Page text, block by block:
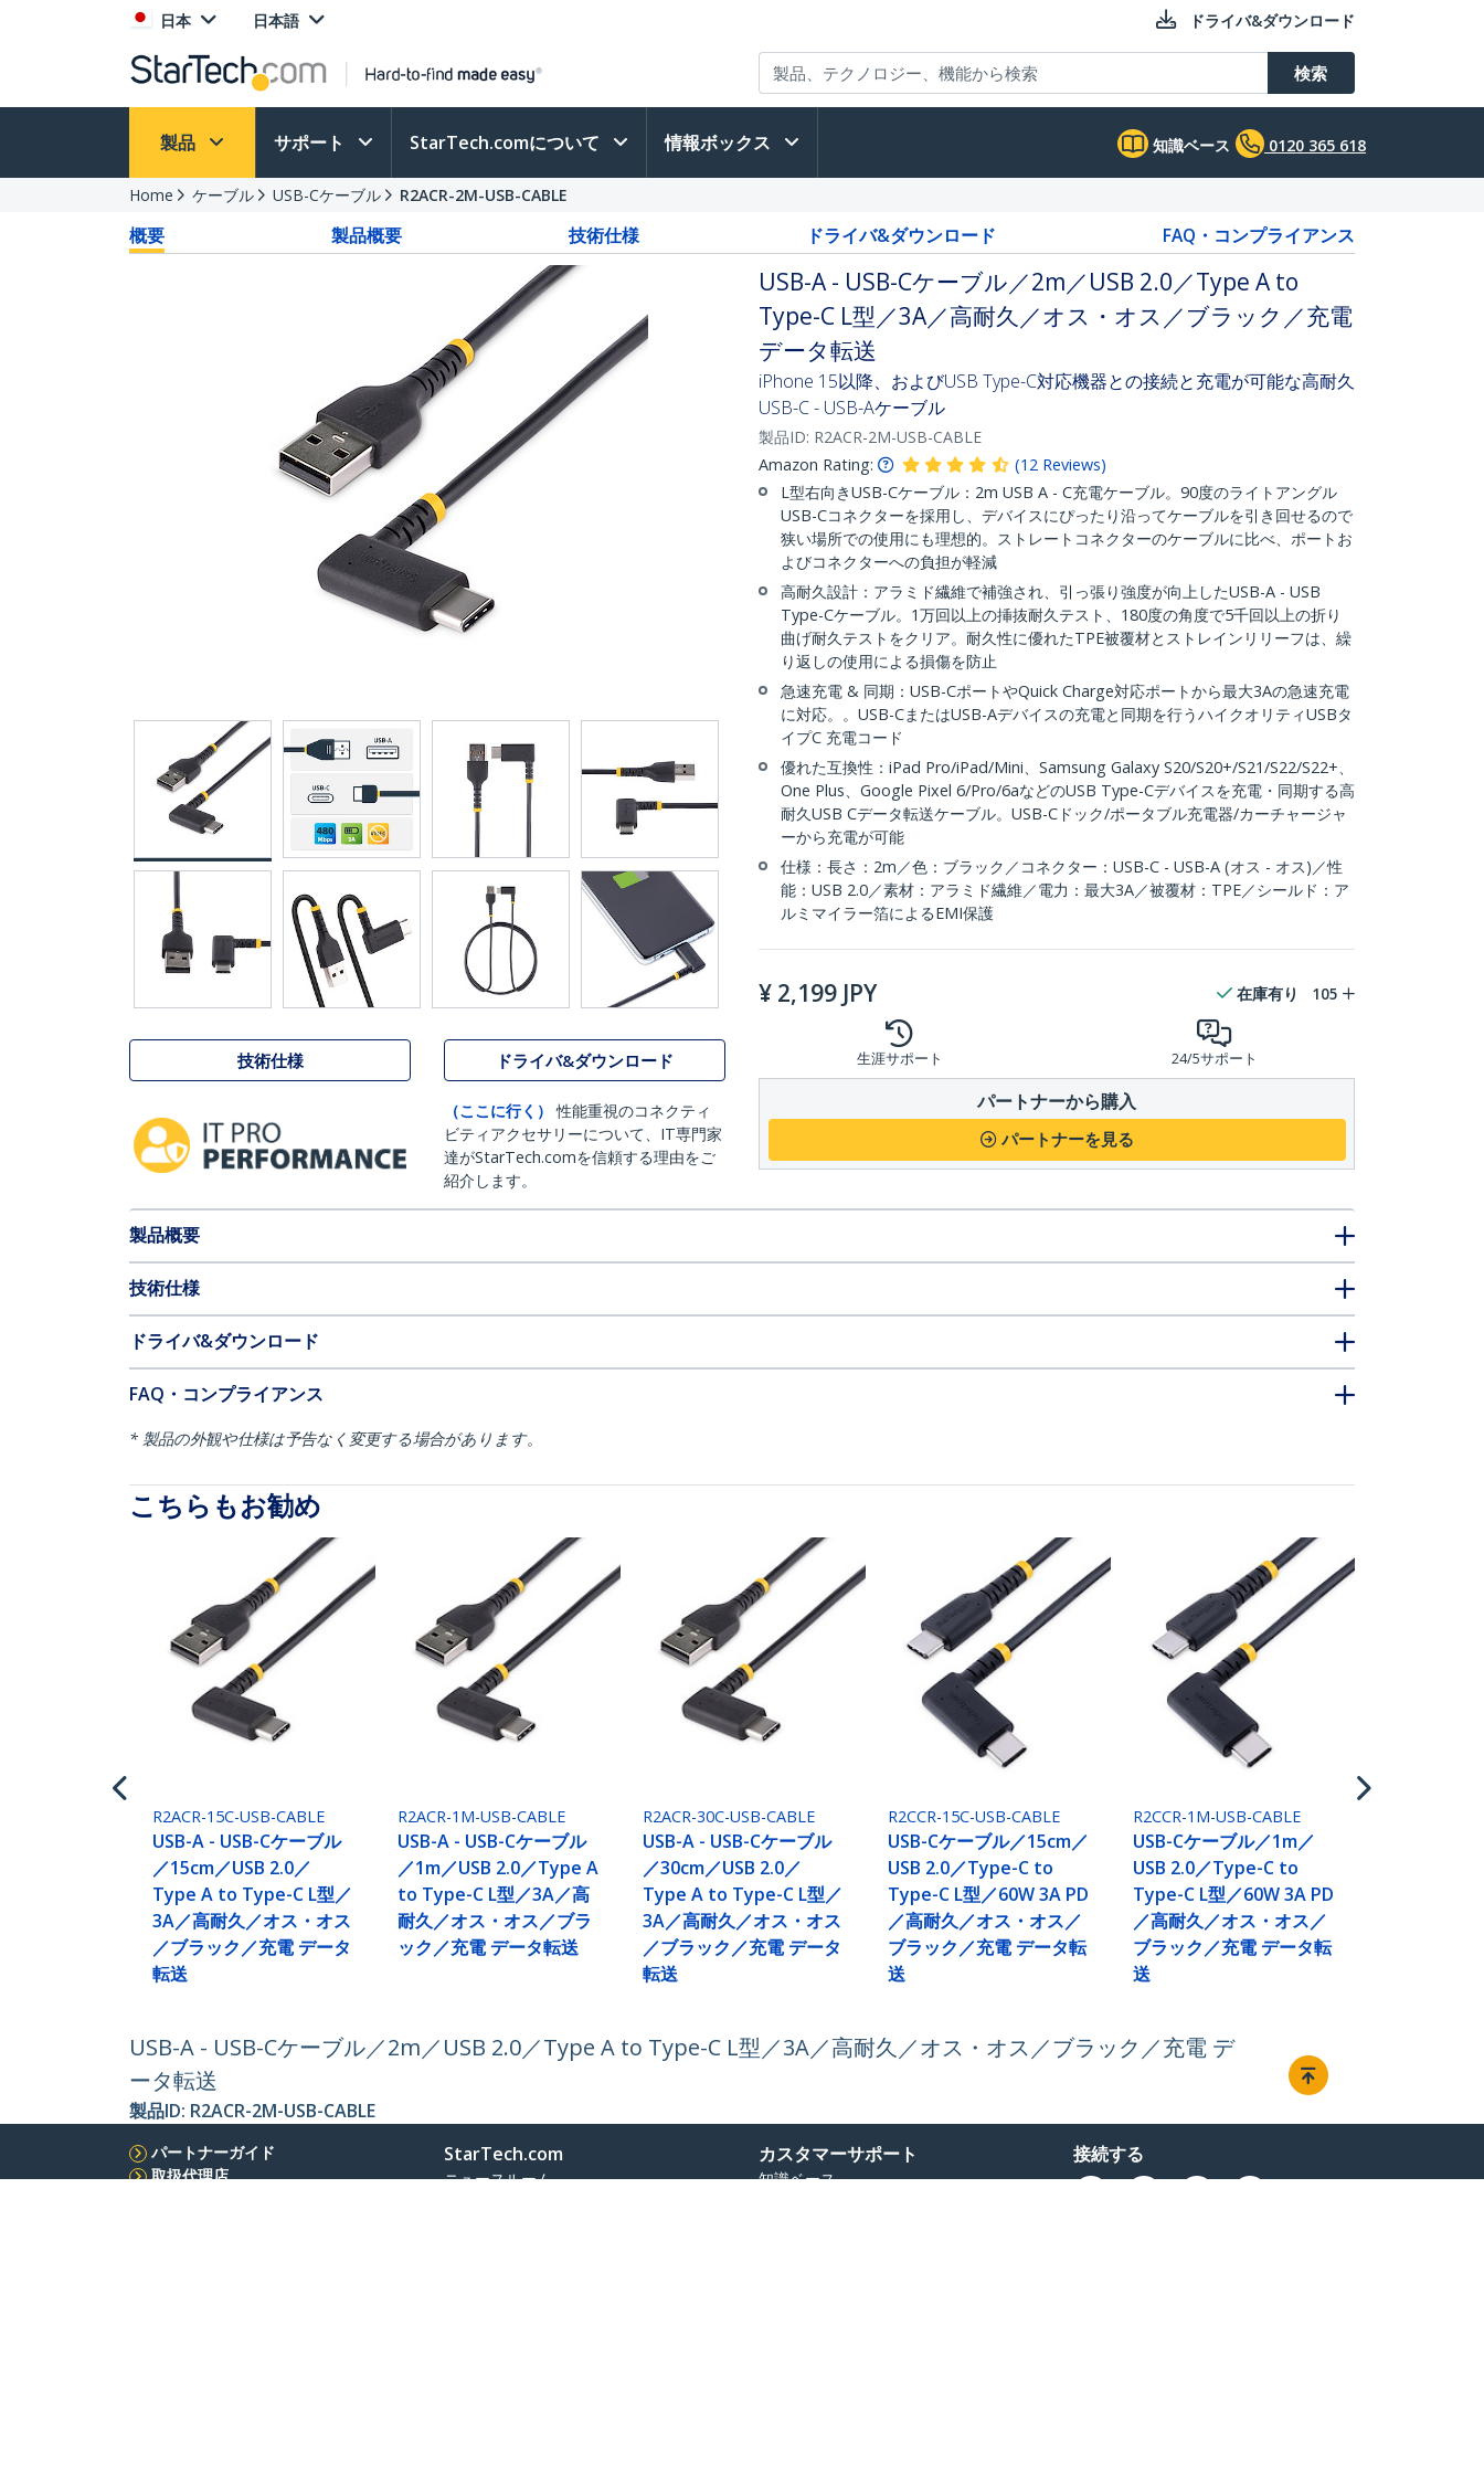
日本 日本語 ドライバ&ダウンロード
検索
製品 サポート StarTech.comについて 情報ボックス 知識ベース 0120 365 618
Home ケーブル USB-Cケーブル R2ACR-2M-USB-CABLE
概要 製品概要 技術仕様 ドライバ&ダウンロード FAQ・コンプライアンス
技術仕様 ドライバ&ダウンロード
（ここに行く）
性能重視のコネクティ
ビティアクセサリーについて、IT専門家
達がStarTech.comを信頼する理由をご
紹介します。
USB-A - USB-Cケーブル／2m／USB 2.0／Type A to
Type-C L型／3A／高耐久／オス・オス／ブラック／充電
データ転送
iPhone 15以降、およびUSB Type-C対応機器との接続と充電が可能な高耐久
USB-C - USB-Aケーブル
製品ID: R2ACR-2M-USB-CABLE
Amazon Rating:
(12 Reviews)
L型右向きUSB-Cケーブル：2m USB A - C充電ケーブル。90度のライトアングル
USB-Cコネクターを採用し、デバイスにぴったり沿ってケーブルを引き回せるので
狭い場所での使用にも理想的。ストレートコネクターのケーブルに比べ、ポートお
よびコネクターへの負担が軽減
高耐久設計：アラミド繊維で補強され、引っ張り強度が向上したUSB-A - USB
Type-Cケーブル。1万回以上の挿抜耐久テスト、180度の角度で5千回以上の折り
曲げ耐久テストをクリア。耐久性に優れたTPE被覆材とストレインリリーフは、繰
り返しの使用による損傷を防止
急速充電 & 同期：USB-CポートやQuick Charge対応ポートから最大3Aの急速充電
に対応。。USB-CまたはUSB-Aデバイスの充電と同期を行うハイクオリティUSBタ
イプC 充電コード
優れた互換性：iPad Pro/iPad/Mini、Samsung Galaxy S20/S20+/S21/S22/S22+、
One Plus、Google Pixel 6/Pro/6aなどのUSB Type-Cデバイスを充電・同期する高
耐久USB Cデータ転送ケーブル。USB-Cドック/ポータブル充電器/カーチャージャ
ーから充電が可能
仕様：長さ：2m／色：ブラック／コネクター：USB-C - USB-A (オス - オス)／性
能：USB 2.0／素材：アラミド繊維／電力：最大3A／被覆材：TPE／シールド：ア
ルミマイラー箔によるEMI保護
¥ 2,199 JPY 在庫有り 105
生涯サポート 24/5サポート
パートナーから購入
パートナーを見る
製品概要
技術仕様
ドライバ&ダウンロード
FAQ・コンプライアンス
* 製品の外観や仕様は予告なく変更する場合があります。
こちらもお勧め
R2ACR-15C-USB-CABLE
USB-A - USB-Cケーブル
／15cm／USB 2.0／
Type A to Type-C L型／
3A／高耐久／オス・オス
／ブラック／充電 データ
転送
R2ACR-1M-USB-CABLE
USB-A - USB-Cケーブル
／1m／USB 2.0／Type A
to Type-C L型／3A／高
耐久／オス・オス／ブラ
ック／充電 データ転送
R2ACR-30C-USB-CABLE
USB-A - USB-Cケーブル
／30cm／USB 2.0／
Type A to Type-C L型／
3A／高耐久／オス・オス
／ブラック／充電 データ
転送
R2CCR-15C-USB-CABLE
USB-Cケーブル／15cm／
USB 2.0／Type-C to
Type-C L型／60W 3A PD
／高耐久／オス・オス／
ブラック／充電 データ転
送
R2CCR-1M-USB-CABLE
USB-Cケーブル／1m／
USB 2.0／Type-C to
Type-C L型／60W 3A PD
／高耐久／オス・オス／
ブラック／充電 データ転
送
USB-A - USB-Cケーブル／2m／USB 2.0／Type A to Type-C L型／3A／高耐久／オス・オス／ブラック／充電 デ
ータ転送
製品ID: R2ACR-2M-USB-CABLE
パートナーガイド
取扱代理店
StarTech.com
ニュースルーム
カスタマーサポート
知識ベース
接続する